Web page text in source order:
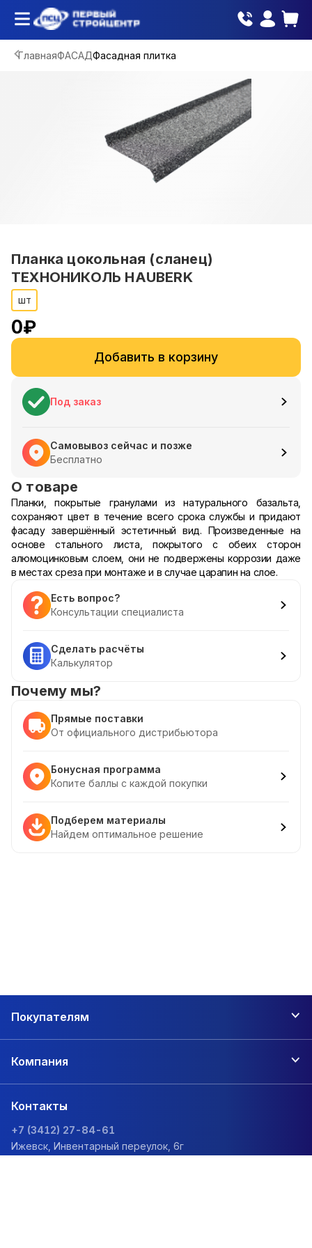
ГлавнаяФАСАДФасадная плитка
Планка цокольная (сланец)
ТЕХНОНИКОЛЬ HAUBERK
шт
0₽
Добавить в корзину
Под заказ
Самовывоз сейчас и позже
Бесплатно
О товаре
Планки, покрытые гранулами из натурального базальта,
сохраняют цвет в течение всего срока службы и придают
фасаду завершённый эстетичный вид. Произведенные на
основе стального листа, покрытого с обеих сторон
алюмоцинковым слоем, они не подвержены коррозии даже
в местах среза при монтаже и в случае царапин на слое.
Есть вопрос?
Консультации специалиста
Сделать расчёты
Калькулятор
Почему мы?
Прямые поставки
От официального дистрибьютора
Бонусная программа
Копите баллы с каждой покупки
Подберем материалы
Найдем оптимальное решение
Покупателям
Компания
Контакты
+7 (3412) 27-84-61
Ижевск, Инвентарный переулок, 6г